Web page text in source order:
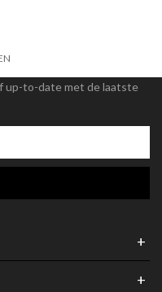
up-to-date met de laatste
+
+